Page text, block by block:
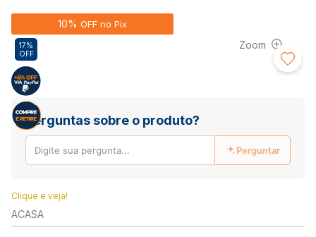
10% OFF no Pix
17%
OFF
Perguntas sobre o produto?
Perguntar
Clique e veja!
ACASA